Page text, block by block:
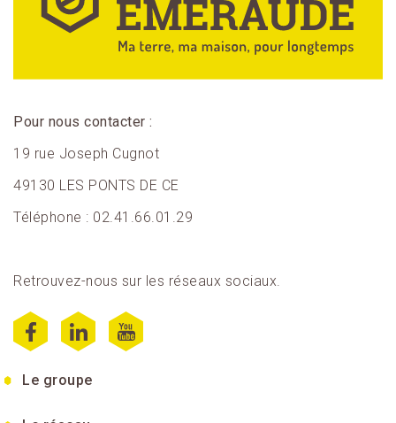
Pour nous contacter :
19 rue Joseph Cugnot
49130 LES PONTS DE CE
Téléphone : 02.41.66.01.29
Retrouvez-nous sur les réseaux sociaux.
Le groupe